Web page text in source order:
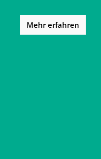
Mehr erfahren